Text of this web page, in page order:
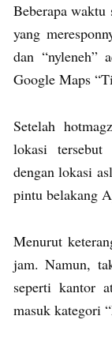
Beberapa waktu
yang
dan “nyleneh”
Google Maps
Setelah
lokasi tersebut
dengan lokasi
pintu belakang
Menurut
jam. Namun,
seperti kantor
masuk kategori